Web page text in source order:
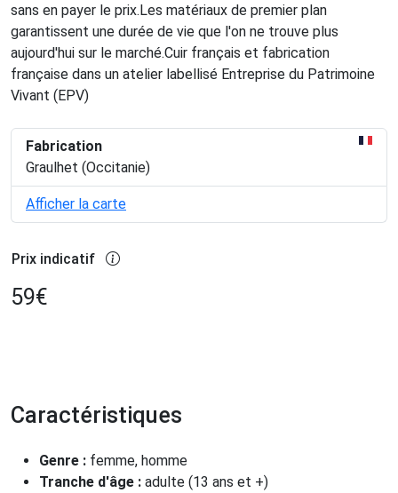
sans en payer le prix.Les matériaux de premier plan
garantissent une durée de vie que l'on ne trouve plus
aujourd'hui sur le marché.Cuir français et fabrication
française dans un atelier labellisé Entreprise du Patrimoine
Vivant (EPV)
Fabrication
Graulhet (Occitanie)
Afficher la carte
Prix indicatif
59€
Caractéristiques
Genre : femme, homme
Tranche d'âge : adulte (13 ans et +)